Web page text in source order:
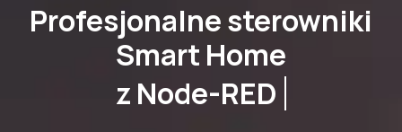
Profesjonalne sterowniki
Smart Home
z Domoticz